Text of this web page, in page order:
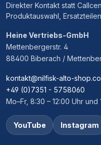
Direkter Kontakt statt
Produktauswahl,
Heine Vertriebs-GmbH
Mettenbergerstr. 4
88400 Biberach /
kontakt@nilfisk-alto-
+49 (0)7351 - 5758060
Mo–Fr, 8:30 – 12:00 Uhr und
YouTube Instagram